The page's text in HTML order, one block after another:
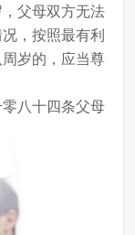
父母双方无法
，按照最有利
岁的，应当尊
八十四条父母